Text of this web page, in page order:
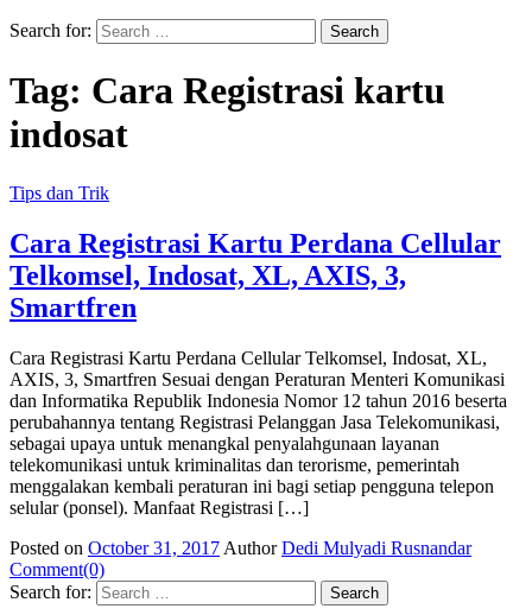
Search for:
Tag: Cara Registrasi kartu
indosat
Tips dan Trik
Cara Registrasi Kartu Perdana Cellular
Telkomsel, Indosat, XL, AXIS, 3,
Smartfren
Cara Registrasi Kartu Perdana Cellular Telkomsel, Indosat, XL,
AXIS, 3, Smartfren Sesuai dengan Peraturan Menteri Komunikasi
dan Informatika Republik Indonesia Nomor 12 tahun 2016 beserta
perubahannya tentang Registrasi Pelanggan Jasa Telekomunikasi,
sebagai upaya untuk menangkal penyalahgunaan layanan
telekomunikasi untuk kriminalitas dan terorisme, pemerintah
menggalakan kembali peraturan ini bagi setiap pengguna telepon
selular (ponsel). Manfaat Registrasi […]
Posted on October 31, 2017 Author Dedi Mulyadi Rusnandar
Comment(0)
Search for: